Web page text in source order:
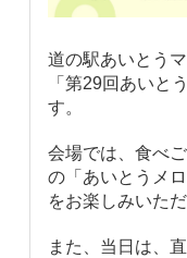
道の駅あいとう
「第29回あいと
す。
会場では、食べ
の「あいとうメ
をお楽しみいただ
また、当日は、